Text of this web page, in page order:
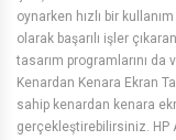
oynarken hızlı bir
olarak başarılı işler
tasarım programlarını
Kenardan Kenara Ekran
sahip kenardan kenara
gerçekleştirebilirsiniz. HP